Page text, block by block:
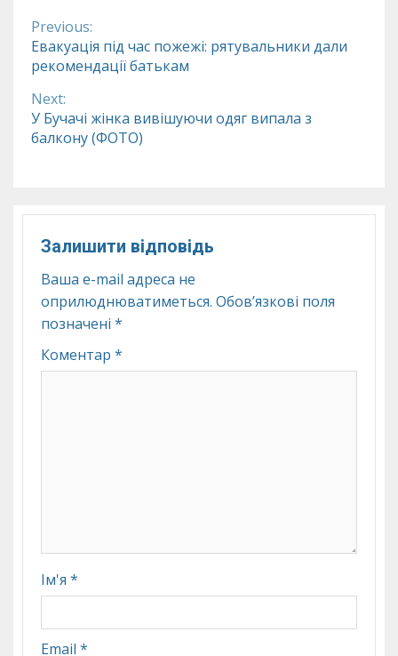
Continue
Reading
Previous:
Евакуація під час пожежі: рятувальники дали
рекомендації батькам
Next:
У Бучачі жінка вивішуючи одяг випала з
балкону (ФОТО)
Залишити відповідь
Ваша e-mail адреса не
оприлюднюватиметься. Обов’язкові поля
позначені *
Коментар *
Ім'я *
Email *